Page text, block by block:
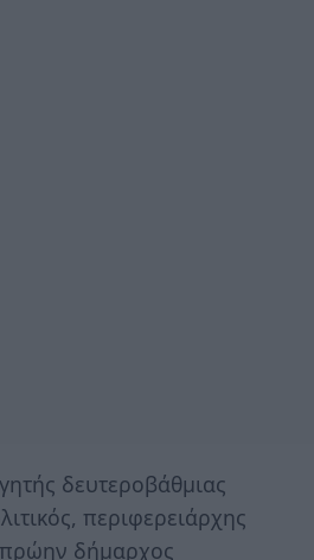
δευτεροβάθμιας
περιφερειάρχης
δήμαρχος